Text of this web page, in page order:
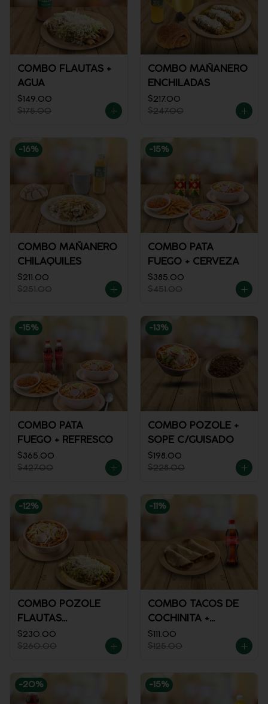
COMBO FLAUTAS +
AGUA
$149.00
$175.00
COMBO MAÑANERO
ENCHILADAS
$217.00
$247.00
-16%
COMBO MAÑANERO
CHILAQUILES
$211.00
$251.00
-15%
COMBO PATA
FUEGO + CERVEZA
$385.00
$451.00
-15%
COMBO PATA
FUEGO + REFRESCO
$365.00
$427.00
-13%
COMBO POZOLE +
SOPE C/GUISADO
$198.00
$228.00
-12%
COMBO POZOLE
FLAUTAS
AHOGADAS
$230.00
$260.00
-11 %
COMBO TACOS DE
COCHINITA +
REFRESCO
$111.00
$125.00
-20% -15%